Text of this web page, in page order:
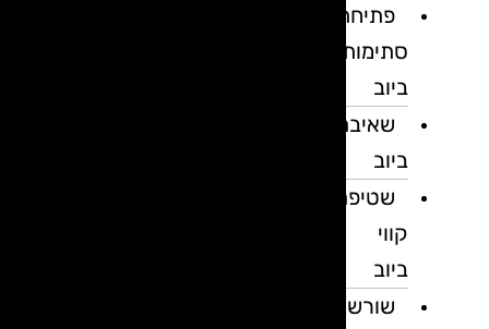
פתיחת
סתימות
ביוב
שאיבת
ביוב
שטיפת
קווי
ביוב
שורשים